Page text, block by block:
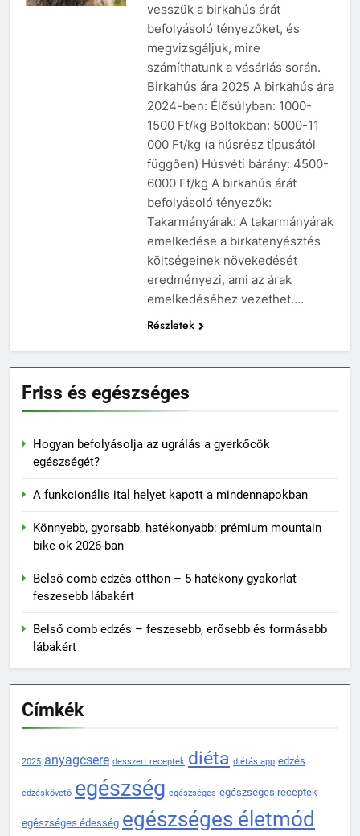
vesszük a birkahús árát
befolyásoló tényezőket, és
megvizsgáljuk, mire
számíthatunk a vásárlás során.
Birkahús ára 2025 A birkahús ára
2024-ben: Élősúlyban: 1000-
1500 Ft/kg Boltokban: 5000-11
000 Ft/kg (a húsrész típusától
függően) Húsvéti bárány: 4500-
6000 Ft/kg A birkahús árát
befolyásoló tényezők:
Takarmányárak: A takarmányárak
emelkedése a birkatenyésztés
költségeinek növekedését
eredményezi, ami az árak
emelkedéséhez vezethet….
Részletek
Friss és egészséges
Hogyan befolyásolja az ugrálás a gyerkőcök
egészségét?
A funkcionális ital helyet kapott a mindennapokban
Könnyebb, gyorsabb, hatékonyabb: prémium mountain
bike-ok 2026-ban
Belső comb edzés otthon – 5 hatékony gyakorlat
feszesebb lábakért
Belső comb edzés – feszesebb, erősebb és formásabb
lábakért
Címkék
2025 anyagcsere desszert receptek diéta diétás app edzés
edzéskövető egészség egészséges egészséges receptek
egészséges édesség egészséges életmód